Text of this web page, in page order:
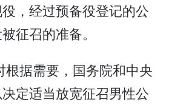
，经过预备役登记的公
征召的准备。
根据需要，国务院和中央
定适当放宽征召男性公